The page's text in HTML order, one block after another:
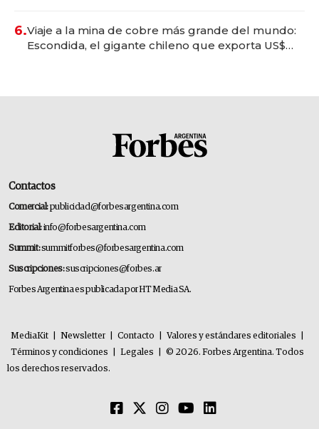
6.Viaje a la mina de cobre más grande del mundo:
Escondida, el gigante chileno que exporta US$
Contactos
Comercial:publicidad@forbesargentina.com
Editorial:info@forbesargentina.com
Summit:summitforbes@forbesargentina.com
Suscripciones:suscripciones@forbes.ar
Forbes Argentina es publicada por HT Media SA.
MediaKit Newsletter Contacto Valores y estándares editoriales
Términos y condiciones
Legales
© 2026. Forbes Argentina. Todos
los derechos reservados.